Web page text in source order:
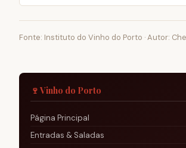
Fonte: Instituto do Vinho do Porto · Autor:
🍷 Vinho do Porto
Página Principal
Entradas & Saladas